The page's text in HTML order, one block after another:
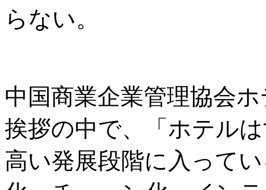
らない。
中国商業企業管理協会
挨拶の中で、「ホテル
高い発展段階に入って